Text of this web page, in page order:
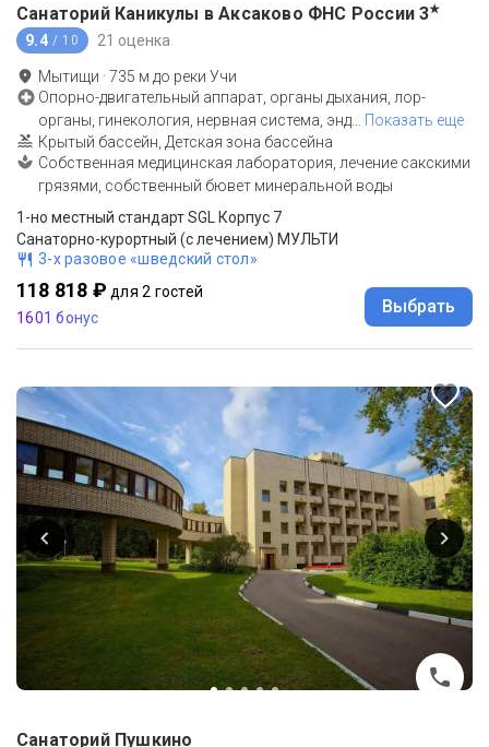
Санаторий Каникулы в Аксаково ФНС России 3★
9.4 / 10 21 оценка
Мытищи ·735 м до реки Учи
Опорно-двигательный аппарат, органы дыхания, лор-
органы, гинекология, нервная система, энд
Показать еще
Крытый бассейн, Детская зона бассейна
Собственная медицинская лаборатория, лечение сакскими
грязями, собственный бювет минеральной воды
1-но местный стандарт SGL Корпус 7
Санаторно-курортный (с лечением) МУЛЬТИ
3-х разовое «шведский стол»
118 818 ₽ для 2 гостей
1601 бонус
Выбрать
Санаторий Пушкино